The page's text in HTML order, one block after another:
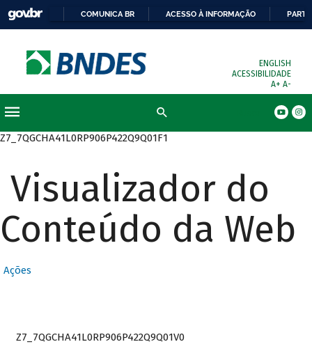
COMUNICA BR ACESSO À INFORMAÇÃO
ENGLISH
ACESSIBILIDADE
A+ A-
Z7_7QGCHA41L0RP906P422Q9Q01F1
Visualizador do
Conteúdo da Web
Ações
Z7_7QGCHA41L0RP906P422Q9Q01V0